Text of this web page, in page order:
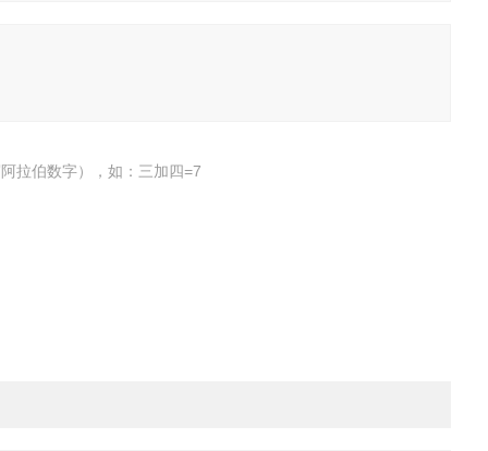
拉伯数字），如：三加四=7